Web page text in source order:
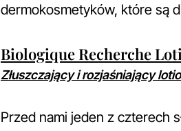
dermokosmetyków, które są
Biologique Recherche
Złuszczający i rozjaśniający
Przed nami jeden z czterech